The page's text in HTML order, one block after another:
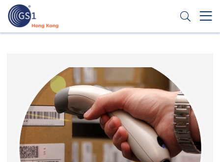
Skip
main
content
Second
Menu